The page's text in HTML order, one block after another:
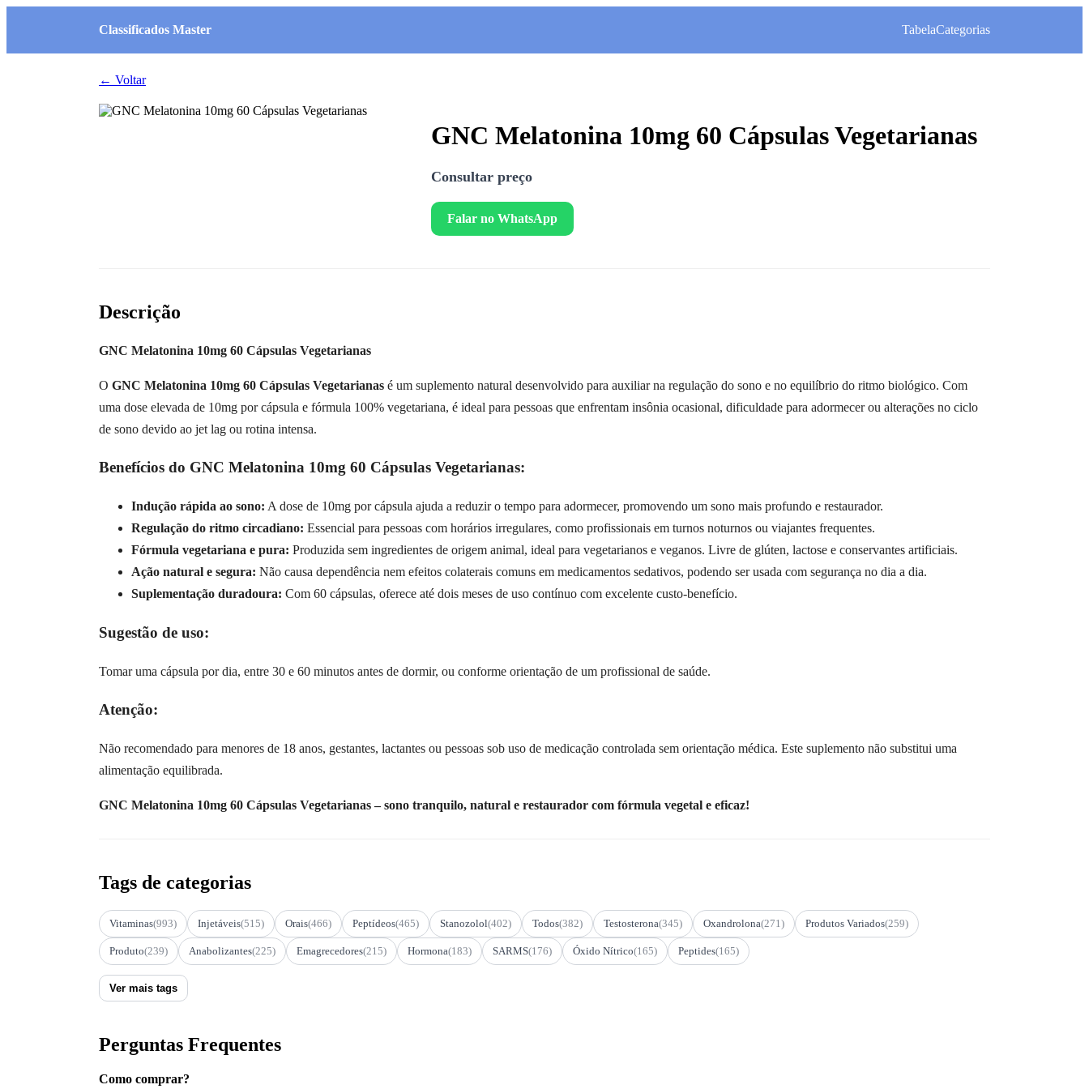
Classificados Master TabelaCategorias
← Voltar
GNC Melatonina 10mg 60 Cápsulas Vegetarianas
Consultar preço
Falar no WhatsApp
Descrição
GNC Melatonina 10mg 60 Cápsulas Vegetarianas
O GNC Melatonina 10mg 60 Cápsulas Vegetarianas é um suplemento natural desenvolvido para auxiliar na regulação do sono e no equilíbrio do ritmo biológico. Com
uma dose elevada de 10mg por cápsula e fórmula 100% vegetariana, é ideal para pessoas que enfrentam insônia ocasional, dificuldade para adormecer ou alterações no ciclo
de sono devido ao jet lag ou rotina intensa.
Benefícios do GNC Melatonina 10mg 60 Cápsulas Vegetarianas:
Indução rápida ao sono: A dose de 10mg por cápsula ajuda a reduzir o tempo para adormecer, promovendo um sono mais profundo e restaurador.
Regulação do ritmo circadiano: Essencial para pessoas com horários irregulares, como profissionais em turnos noturnos ou viajantes frequentes.
Fórmula vegetariana e pura: Produzida sem ingredientes de origem animal, ideal para vegetarianos e veganos. Livre de glúten, lactose e conservantes artificiais.
Ação natural e segura: Não causa dependência nem efeitos colaterais comuns em medicamentos sedativos, podendo ser usada com segurança no dia a dia.
Suplementação duradoura: Com 60 cápsulas, oferece até dois meses de uso contínuo com excelente custo-benefício.
Sugestão de uso:
Tomar uma cápsula por dia, entre 30 e 60 minutos antes de dormir, ou conforme orientação de um profissional de saúde.
Atenção:
Não recomendado para menores de 18 anos, gestantes, lactantes ou pessoas sob uso de medicação controlada sem orientação médica. Este suplemento não substitui uma
alimentação equilibrada.
GNC Melatonina 10mg 60 Cápsulas Vegetarianas – sono tranquilo, natural e restaurador com fórmula vegetal e eficaz!
Tags de categorias
Vitaminas(993) Injetáveis(515) Orais(466) Peptídeos(465) Stanozolol(402) Todos(382) Testosterona(345) Oxandrolona(271) Produtos Variados(259)
Produto(239) Anabolizantes(225) Emagrecedores(215) Hormona(183) SARMS(176) Óxido Nítrico(165) Peptides(165)
Ver mais tags
Perguntas Frequentes
Como comprar?